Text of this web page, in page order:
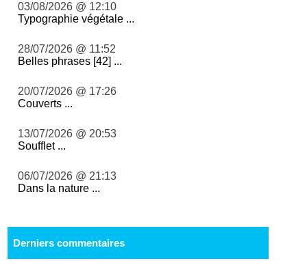
03/08/2026 @ 12:10
Typographie végétale ...
28/07/2026 @ 11:52
Belles phrases [42] ...
20/07/2026 @ 17:26
Couverts ...
13/07/2026 @ 20:53
Soufflet ...
06/07/2026 @ 21:13
Dans la nature ...
Derniers commentaires